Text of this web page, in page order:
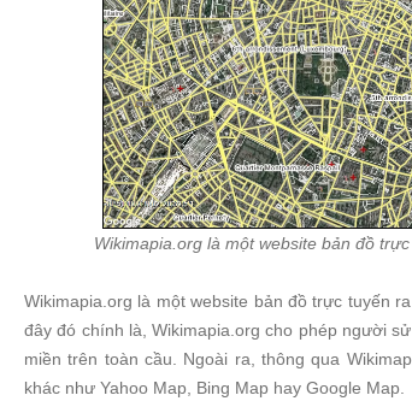
Wikimapia.org là một website bản đồ
Wikimapia.org là một website bản đồ trực tuyến
đây đó chính là, Wikimapia.org cho phép người
miền trên toàn cầu. Ngoài ra, thông qua
khác như Yahoo Map, Bing Map hay Google Map.